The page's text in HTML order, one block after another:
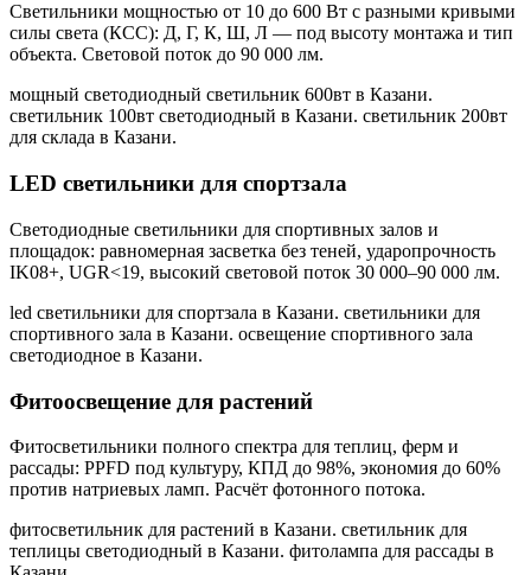
Светильники мощностью от 10 до 600 Вт с разными кривыми
силы света (КСС): Д, Г, К, Ш, Л — под высоту монтажа и тип
объекта. Световой поток до 90 000 лм.
мощный светодиодный светильник 600вт в Казани.
светильник 100вт светодиодный в Казани. светильник 200вт
для склада в Казани.
LED светильники для спортзала
Светодиодные светильники для спортивных залов и
площадок: равномерная засветка без теней, ударопрочность
IK08+, UGR<19, высокий световой поток 30 000–90 000 лм.
led светильники для спортзала в Казани. светильники для
спортивного зала в Казани. освещение спортивного зала
светодиодное в Казани.
Фитоосвещение для растений
Фитосветильники полного спектра для теплиц, ферм и
рассады: PPFD под культуру, КПД до 98%, экономия до 60%
против натриевых ламп. Расчёт фотонного потока.
фитосветильник для растений в Казани. светильник для
теплицы светодиодный в Казани. фитолампа для рассады в